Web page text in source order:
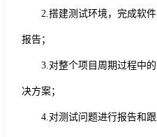
2.搭建测试环境，完成软
报告；
3.对整个项目周期过程中
决方案；
4.对测试问题进行报告和